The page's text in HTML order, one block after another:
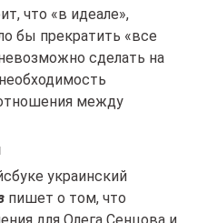
что «в идеале»,
бы прекратить «все
сделать на
между
украинский
пишет о том, что